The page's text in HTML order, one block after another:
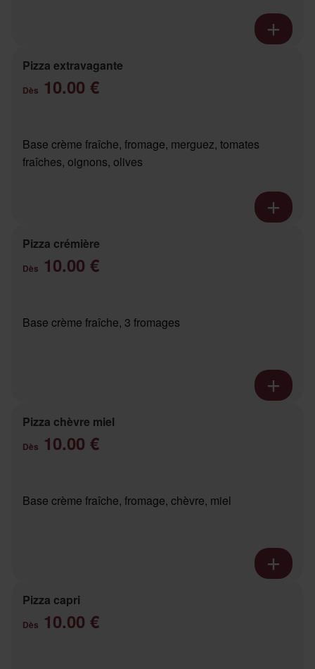
Pizza extravagante
Dès 10.00 €
Base crème fraîche, fromage, merguez, tomates
fraîches, oignons, olives
Pizza crémière
Dès 10.00 €
Base crème fraîche, 3 fromages
Pizza chèvre miel
Dès 10.00 €
Base crème fraîche, fromage, chèvre, miel
Pizza capri
Dès 10.00 €